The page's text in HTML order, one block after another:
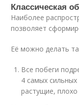
Классическая
Наиболее
позволяет
Её можно делать
Все побеги
4 самых
растущие, плохо